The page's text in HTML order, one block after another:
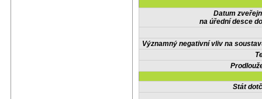
Datum
na úřední desce
Významný negativní vliv na
Stát